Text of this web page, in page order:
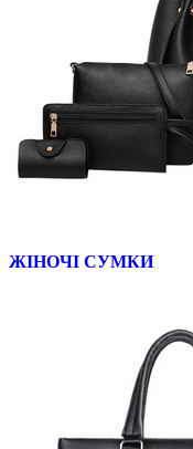
ЖІНОЧІ СУМКИ